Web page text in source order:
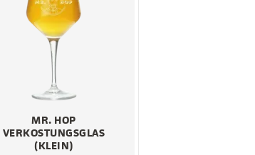
MR. HOP
VERKOSTUNGSGLAS
(KLEIN)